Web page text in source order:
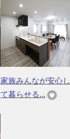
家族みんなが安心し
て暮らせる...